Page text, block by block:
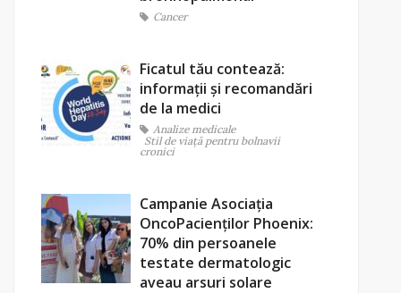
Cancer
Ficatul tău contează:
informații și recomandări
de la medici
Analize medicale
Stil de viaţă pentru bolnavii
cronici
Campanie Asociația
OncoPacienților Phoenix:
70% din persoanele
testate dermatologic
aveau arsuri solare